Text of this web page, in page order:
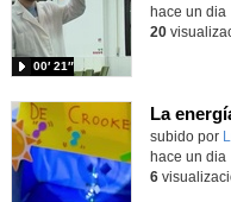
00′ 21″
hace un dia
20
Contenido
subido por
hace un dia
6